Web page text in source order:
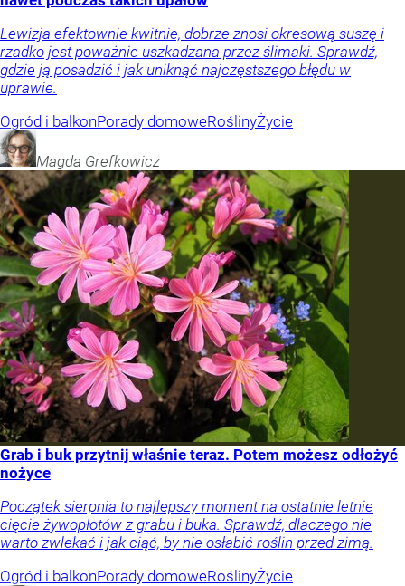
Lewizja efektownie kwitnie, dobrze znosi okresową suszę i
rzadko jest poważnie uszkadzana przez ślimaki. Sprawdź,
gdzie ją posadzić i jak uniknąć najczęstszego błędu w
uprawie.
Ogród i balkonPorady domoweRoślinyŻycie
Magda Grefkowicz
Grab i buk przytnij właśnie teraz. Potem możesz odłożyć
nożyce
Początek sierpnia to najlepszy moment na ostatnie letnie
cięcie żywopłotów z grabu i buka. Sprawdź, dlaczego nie
warto zwlekać i jak ciąć, by nie osłabić roślin przed zimą.
Ogród i balkonPorady domoweRoślinyŻycie